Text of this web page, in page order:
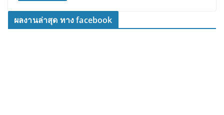
ผลงานล่าสุด ทาง facebook